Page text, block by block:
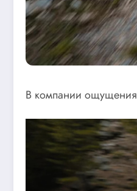
В компании ощущения